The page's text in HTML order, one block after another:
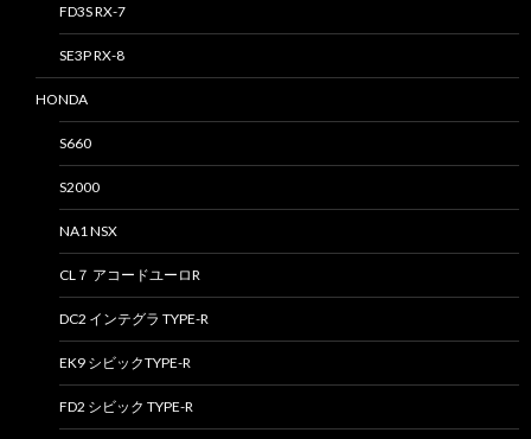
FD3S RX-7
SE3P RX-8
HONDA
S660
S2000
NA1 NSX
CL７ アコードユーロR
DC2 インテグラ TYPE-R
EK9 シビックTYPE-R
FD2 シビック TYPE-R